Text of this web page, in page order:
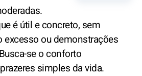
é útil e concreto, sem
excesso ou demonstrações
se o conforto
simples da vida.